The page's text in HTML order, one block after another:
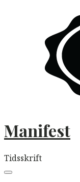
Manifest
Tidsskrift
navigation
Menu